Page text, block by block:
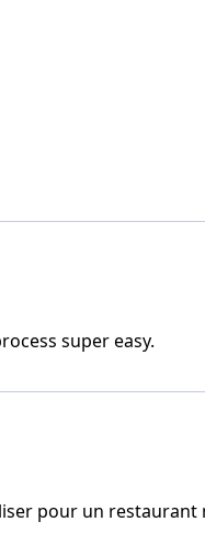
super easy.
pour un restaurant